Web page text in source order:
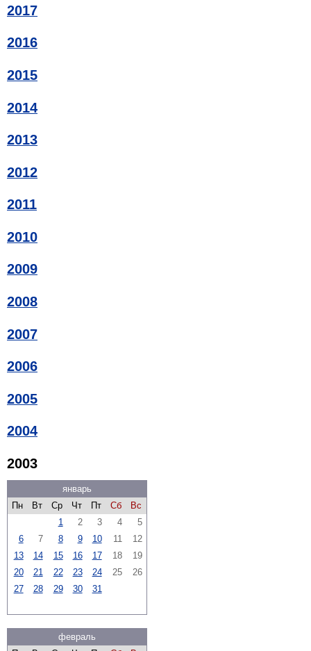
2017
2016
2015
2014
2013
2012
2011
2010
2009
2008
2007
2006
2005
2004
2003
январь
Пн
Вт Ср Чт Пт Сб
Вс
1
2 3 4
5
6
7 8 9 10 11
12
13
14 15 16 17 18
19
20
21 22 23 24 25
26
27
28 29 30 31
февраль